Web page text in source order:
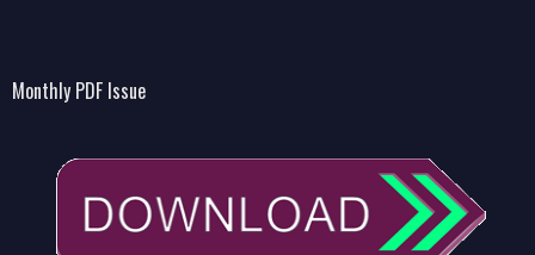
Monthly PDF Issue